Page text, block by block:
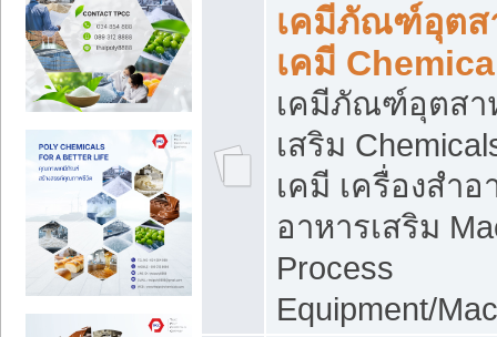
เคมีภัณฑ์อุตส
เคมี
เคมีภัณฑ์อุตสา
เสริม
เคมี เครื่องสำ
อาหารเสริม
Process
Equipment/